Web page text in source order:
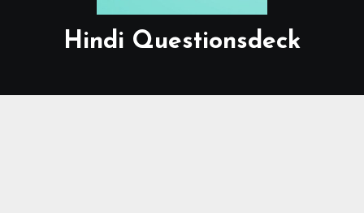
Hindi Questionsdeck